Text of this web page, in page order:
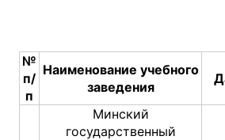
№
п/
п
Наименование учебного
заведения
Минский
государственный